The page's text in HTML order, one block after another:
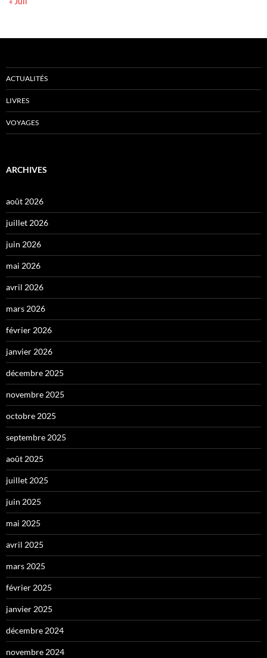
ACTUALITÉS
LIVRES
VOYAGES
ARCHIVES
août 2026
juillet 2026
juin 2026
mai 2026
avril 2026
mars 2026
février 2026
janvier 2026
décembre 2025
novembre 2025
octobre 2025
septembre 2025
août 2025
juillet 2025
juin 2025
mai 2025
avril 2025
mars 2025
février 2025
janvier 2025
décembre 2024
novembre 2024